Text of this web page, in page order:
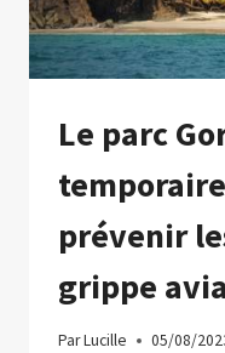
BAHÍA
Le parc
prévenir
grippe
ParLucille 05/08/